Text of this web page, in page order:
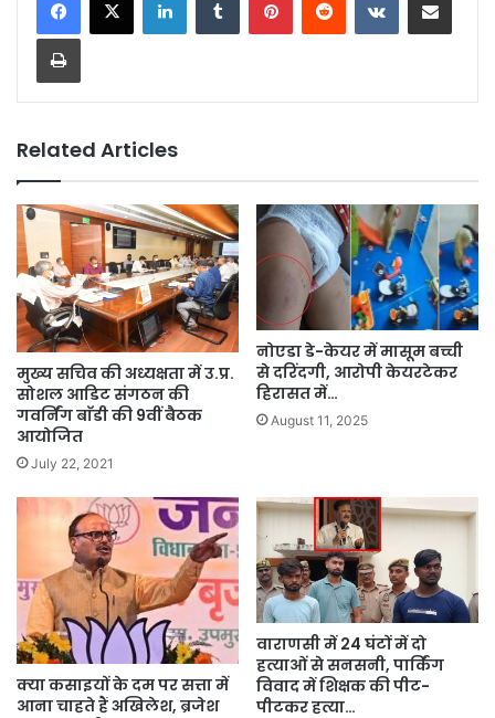
Print
Related Articles
मुख्य सचिव की अध्यक्षता में उ.प्र.
सोशल आडिट संगठन की
गवर्निंग बाॅडी की 9वीं बैठक
आयोजित
July 22, 2021
नोएडा डे-केयर में मासूम बच्ची
से दरिंदगी, आरोपी केयरटेकर
हिरासत में…
August 11, 2025
क्या कसाइयों के दम पर सत्ता में
आना चाहते हैं अखिलेश, ब्रजेश
वाराणसी में 24 घंटों में दो
हत्याओं से सनसनी, पार्किंग
विवाद में शिक्षक की पीट-
पीटकर हत्या…